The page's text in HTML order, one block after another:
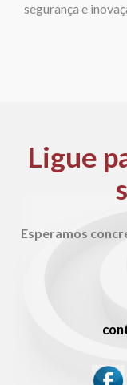
segurança e
Ligue
Esperamos